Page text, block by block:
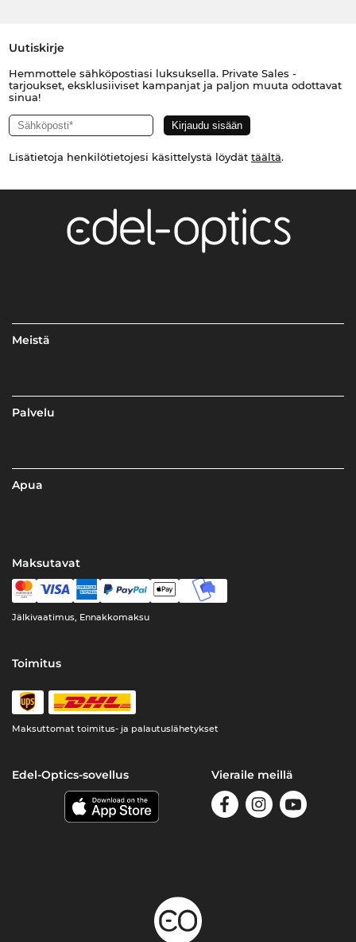
Uutiskirje
Hemmottele sähköpostiasi luksuksella. Private Sales -
tarjoukset, eksklusiiviset kampanjat ja paljon muuta odottavat
sinua!
Lisätietoja henkilötietojesi käsittelystä löydät täältä.
Meistä
Palvelu
Apua
Maksutavat
Jälkivaatimus, Ennakkomaksu
Toimitus
Maksuttomat toimitus- ja palautuslähetykset
Edel-Optics-sovellus Vieraile meillä